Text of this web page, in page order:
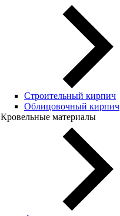
Строительный кирпич
Облицовочный кирпич
Кровельные материалы